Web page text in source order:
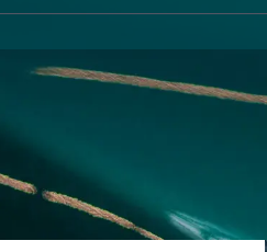
Citroën